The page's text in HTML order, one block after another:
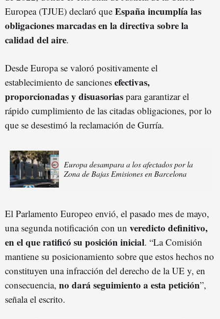
Europea (TJUE) declaró que España incumplía las
obligaciones marcadas en la directiva sobre la
calidad del aire.
Desde Europa se valoró positivamente el
establecimiento de sanciones efectivas,
proporcionadas y disuasorias para garantizar el
rápido cumplimiento de las citadas obligaciones, por lo
que se desestimó la reclamación de Gurría.
Europa desampara a los afectados por la
Zona de Bajas Emisiones en Barcelona
El Parlamento Europeo envió, el pasado mes de mayo,
una segunda notificación con un veredicto definitivo,
en el que ratificó su posición inicial. “La Comisión
mantiene su posicionamiento sobre que estos hechos no
constituyen una infracción del derecho de la UE y, en
consecuencia, no dará seguimiento a esta petición”,
señala el escrito.